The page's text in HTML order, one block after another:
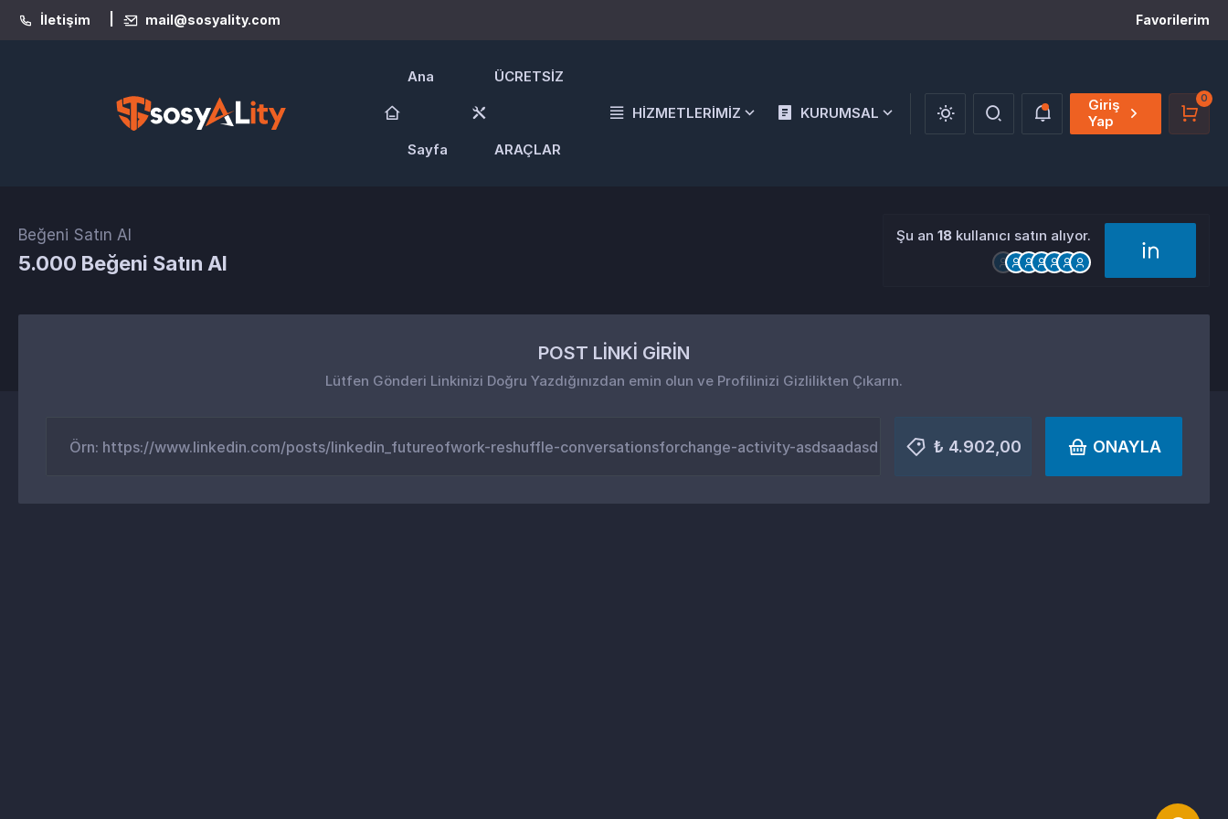
İletişim mail@sosyality.com Favorilerim
Ana
Sayfa
ÜCRETSİZ
ARAÇLAR
HİZMETLERİMİZ KURUMSAL
Giriş
Yap
0
Beğeni Satın Al
5.000 Beğeni Satın Al
Şu an 18 kullanıcı satın alıyor.
POST LİNKİ GİRİN
Lütfen Gönderi Linkinizi Doğru Yazdığınızdan emin olun ve Profilinizi Gizlilikten Çıkarın.
₺ 4.902,00 ONAYLA